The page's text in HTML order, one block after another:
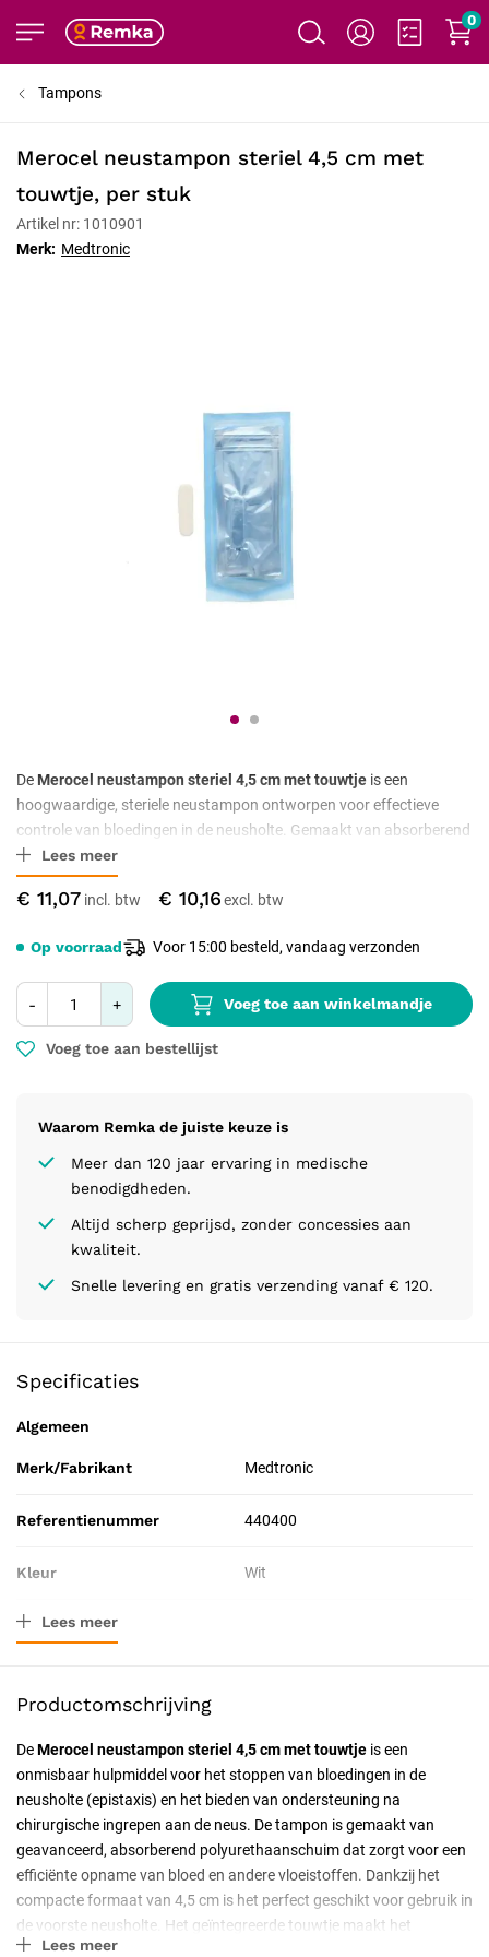
0
Tampons
Merocel neustampon steriel 4,5 cm met
touwtje, per stuk
Artikel nr: 1010901
Merk: Medtronic
€ 11,07 € 10,16
- + Voeg toe aan winkelmandje
Voeg toe aan bestellijst
Waarom Remka de juiste keuze is
Meer dan 120 jaar ervaring in medische
benodigdheden.
Altijd scherp geprijsd, zonder concessies aan
kwaliteit.
Snelle levering en gratis verzending vanaf € 120.
Op voorraad Voor 15:00 besteld, vandaag verzonden
De Merocel neustampon steriel 4,5 cm met touwtje is een
hoogwaardige, steriele neustampon ontworpen voor effectieve
controle van bloedingen in de neusholte. Gemaakt van absorberend
schuim en voorzien van een handig touwtje, biedt deze tampon
comfort, gebruiksgemak en maximale hygiëne in medische
situaties.
Lees meer
Specificaties
Algemeen
Merk/Fabrikant Medtronic
Referentienummer 440400
Kleur Wit
Verpakkingstype
Geschiktheid
Voor eenmalig gebruik,
Professioneel, Particulier,
Latexvrij
Uitvoering Steriel
Certificering
Lees meer
Productomschrijving
DeMerocel neustampon steriel 4,5 cm met touwtje is een
onmisbaar hulpmiddel voor het stoppen van bloedingen in de
neusholte (epistaxis) en het bieden van ondersteuning na
chirurgische ingrepen aan de neus. De tampon is gemaakt van
geavanceerd, absorberend polyurethaanschuim dat zorgt voor een
efficiënte opname van bloed en andere vloeistoffen. Dankzij het
compacte formaat van 4,5 cm is het perfect geschikt voor gebruik in
de voorste neusholte. Het geïntegreerde touwtje maakt het
eenvoudig om de tampon veilig te verwijderen, zonder ongemak
Lees meer